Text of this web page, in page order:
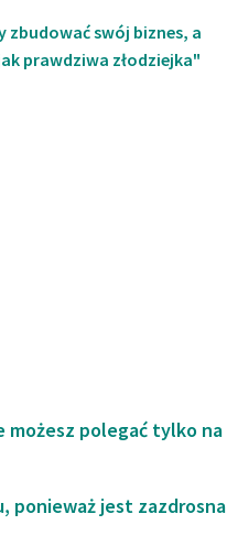
zbudować swój biznes, a
prawdziwa złodziejka"
możesz polegać tylko na
ponieważ jest zazdrosna